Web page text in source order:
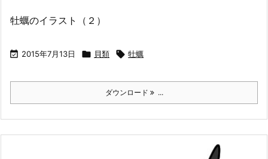
牡蠣のイラスト（２）
 2015年7月13日  貝類  牡蠣
ダウンロード ...